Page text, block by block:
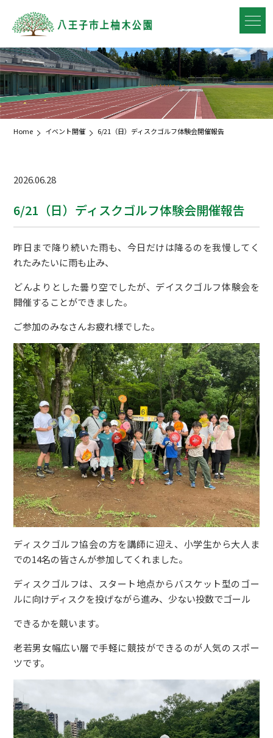
Home イベント開催 6/21（日）ディスクゴルフ体験会開催報告
2026.06.28
6/21（日）ディスクゴルフ体験会開催報告
昨日まで降り続いた雨も、今日だけは降るのを我慢してく
れたみたいに雨も止み、
どんよりとした曇り空でしたが、デイスクゴルフ体験会を
開催することができました。
ご参加のみなさんお疲れ様でした。
ディスクゴルフ協会の方を講師に迎え、小学生から大人ま
での14名の皆さんが参加してくれました。
ディスクゴルフは、スタート地点からバスケット型のゴー
ルに向けディスクを投げながら進み、少ない投数でゴール
できるかを競います。
老若男女幅広い層で手軽に競技ができるのが人気のスポー
ツです。